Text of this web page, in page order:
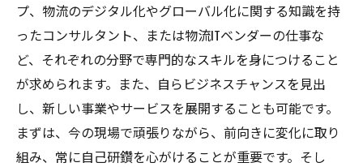
プ、物流のデジタル化やグローバル化に関する知識を持
ったコンサルタント、または物流ITベンダーの仕事な
ど、それぞれの分野で専門的なスキルを身につけること
が求められます。また、自らビジネスチャンスを見出
し、新しい事業やサービスを展開することも可能です。
まずは、今の現場で頑張りながら、前向きに変化に取り
組み、常に自己研鑽を心がけることが重要です。そし